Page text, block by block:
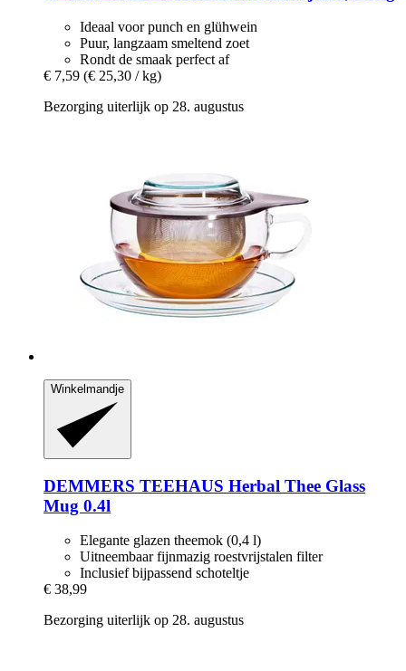
Ideaal voor punch en glühwein
Puur, langzaam smeltend zoet
Rondt de smaak perfect af
€ 7,59 (€ 25,30 / kg)
Bezorging uiterlijk op 28. augustus
Winkelmandje
DEMMERS TEEHAUS Herbal Thee Glass
Mug 0.4l
Elegante glazen theemok (0,4 l)
Uitneembaar fijnmazig roestvrijstalen filter
Inclusief bijpassend schoteltje
€ 38,99
Bezorging uiterlijk op 28. augustus